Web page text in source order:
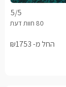
5/5
החל מ- ₪1753